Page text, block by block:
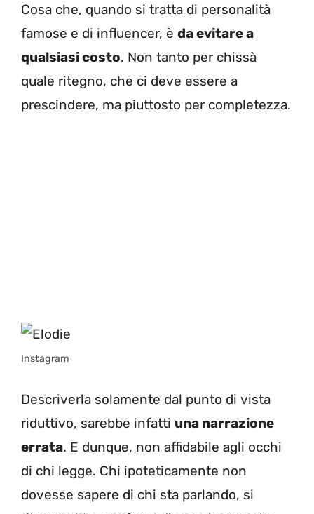
Cosa che, quando si tratta di personalità
famose e di influencer, è da evitare a
qualsiasi costo. Non tanto per chissà
quale ritegno, che ci deve essere a
prescindere, ma piuttosto per completezza.
Instagram
Descriverla solamente dal punto di vista
riduttivo, sarebbe infatti una narrazione
errata. E dunque, non affidabile agli occhi
di chi legge. Chi ipoteticamente non
dovesse sapere di chi sta parlando, si